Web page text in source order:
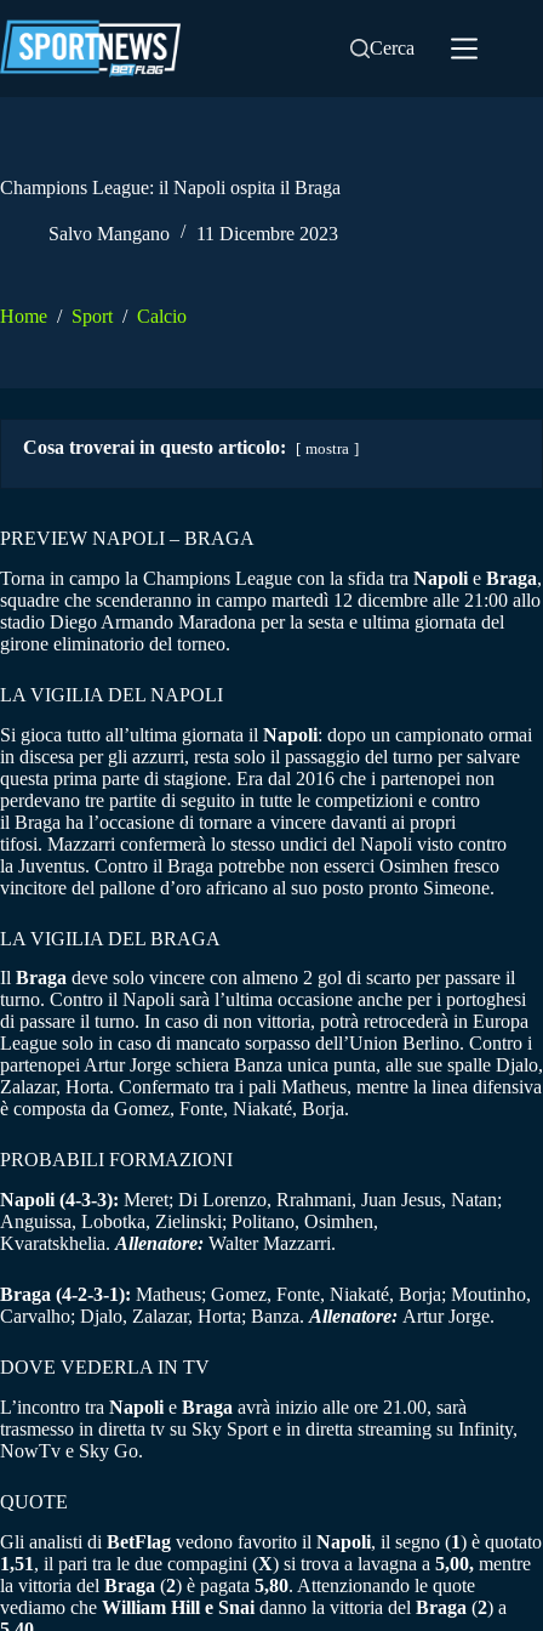
al
contenuto
Cerca
Champions League: il Napoli ospita il Braga
Salvo Mangano 11 Dicembre 2023
Home / Sport / Calcio
Cosa troverai in questo articolo: mostra
PREVIEW NAPOLI – BRAGA
Torna in campo la Champions League con la sfida tra Napoli e Braga,
squadre che scenderanno in campo martedì 12 dicembre alle 21:00 allo
stadio Diego Armando Maradona per la sesta e ultima giornata del
girone eliminatorio del torneo.
LA VIGILIA DEL NAPOLI
Si gioca tutto all’ultima giornata il Napoli: dopo un campionato ormai
in discesa per gli azzurri, resta solo il passaggio del turno per salvare
questa prima parte di stagione. Era dal 2016 che i partenopei non
perdevano tre partite di seguito in tutte le competizioni e contro
il Braga ha l’occasione di tornare a vincere davanti ai propri
tifosi. Mazzarri confermerà lo stesso undici del Napoli visto contro
la Juventus. Contro il Braga potrebbe non esserci Osimhen fresco
vincitore del pallone d’oro africano al suo posto pronto Simeone.
LA VIGILIA DEL BRAGA
Il Braga deve solo vincere con almeno 2 gol di scarto per passare il
turno. Contro il Napoli sarà l’ultima occasione anche per i portoghesi
di passare il turno. In caso di non vittoria, potrà retrocederà in Europa
League solo in caso di mancato sorpasso dell’Union Berlino. Contro i
partenopei Artur Jorge schiera Banza unica punta, alle sue spalle Djalo,
Zalazar, Horta. Confermato tra i pali Matheus, mentre la linea difensiva
è composta da Gomez, Fonte, Niakaté, Borja.
PROBABILI FORMAZIONI
Napoli (4-3-3): Meret; Di Lorenzo, Rrahmani, Juan Jesus, Natan;
Anguissa, Lobotka, Zielinski; Politano, Osimhen,
Kvaratskhelia. Allenatore: Walter Mazzarri.
Braga (4-2-3-1): Matheus; Gomez, Fonte, Niakaté, Borja; Moutinho,
Carvalho; Djalo, Zalazar, Horta; Banza. Allenatore: Artur Jorge.
DOVE VEDERLA IN TV
L’incontro tra Napoli e Braga avrà inizio alle ore 21.00, sarà
trasmesso in diretta tv su Sky Sport e in diretta streaming su Infinity,
NowTv e Sky Go.
QUOTE
Gli analisti di BetFlag vedono favorito il Napoli, il segno (1) è quotato
1,51, il pari tra le due compagini (X) si trova a lavagna a 5,00, mentre
la vittoria del Braga (2) è pagata 5,80. Attenzionando le quote
vediamo che William Hill e Snai danno la vittoria del Braga (2) a